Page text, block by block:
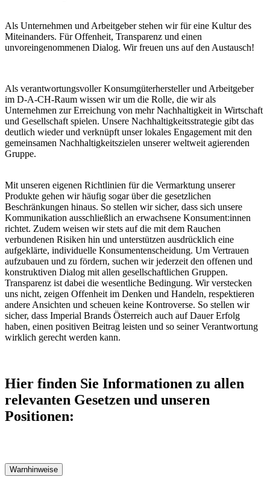
Als Unternehmen und Arbeitgeber stehen wir für eine Kultur des
Miteinanders. Für Offenheit, Transparenz und einen
unvoreingenommenen Dialog. Wir freuen uns auf den Austausch!
Als verantwortungsvoller Konsumgüterhersteller und Arbeitgeber
im D-A-CH-Raum wissen wir um die Rolle, die wir als
Unternehmen zur Erreichung von mehr Nachhaltigkeit in Wirtschaft
und Gesellschaft spielen. Unsere Nachhaltigkeitsstrategie gibt das
deutlich wieder und verknüpft unser lokales Engagement mit den
gemeinsamen Nachhaltigkeitszielen unserer weltweit agierenden
Gruppe.
Mit unseren eigenen Richtlinien für die Vermarktung unserer
Produkte gehen wir häufig sogar über die gesetzlichen
Beschränkungen hinaus. So stellen wir sicher, dass sich unsere
Kommunikation ausschließlich an erwachsene Konsument:innen
richtet. Zudem weisen wir stets auf die mit dem Rauchen
verbundenen Risiken hin und unterstützen ausdrücklich eine
aufgeklärte, individuelle Konsumentenscheidung. Um Vertrauen
aufzubauen und zu fördern, suchen wir jederzeit den offenen und
konstruktiven Dialog mit allen gesellschaftlichen Gruppen.
Transparenz ist dabei die wesentliche Bedingung. Wir verstecken
uns nicht, zeigen Offenheit im Denken und Handeln, respektieren
andere Ansichten und scheuen keine Kontroverse. So stellen wir
sicher, dass Imperial Brands Österreich auch auf Dauer Erfolg
haben, einen positiven Beitrag leisten und so seiner Verantwortung
wirklich gerecht werden kann.
Hier finden Sie Informationen zu allen
relevanten Gesetzen und unseren
Positionen:
Warnhinweise